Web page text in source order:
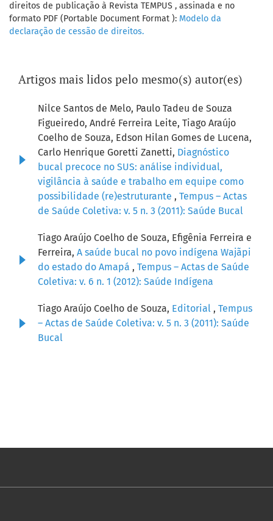
direitos de publicação à Revista TEMPUS , assinada e no
formato PDF (Portable Document Format ): Modelo da
declaração de cessão de direitos.
Artigos mais lidos pelo mesmo(s) autor(es)
Nilce Santos de Melo, Paulo Tadeu de Souza
Figueiredo, André Ferreira Leite, Tiago Araújo
Coelho de Souza, Edson Hilan Gomes de Lucena,
Carlo Henrique Goretti Zanetti, Diagnóstico
bucal precoce no SUS: análise individual,
vigilância à saúde e trabalho em equipe como
possibilidade (re)estruturante , Tempus – Actas
de Saúde Coletiva: v. 5 n. 3 (2011): Saúde Bucal
Tiago Araújo Coelho de Souza, Efigênia Ferreira e
Ferreira, A saúde bucal no povo indígena Wajãpi
do estado do Amapá , Tempus – Actas de Saúde
Coletiva: v. 6 n. 1 (2012): Saúde Indígena
Tiago Araújo Coelho de Souza, Editorial , Tempus
– Actas de Saúde Coletiva: v. 5 n. 3 (2011): Saúde
Bucal